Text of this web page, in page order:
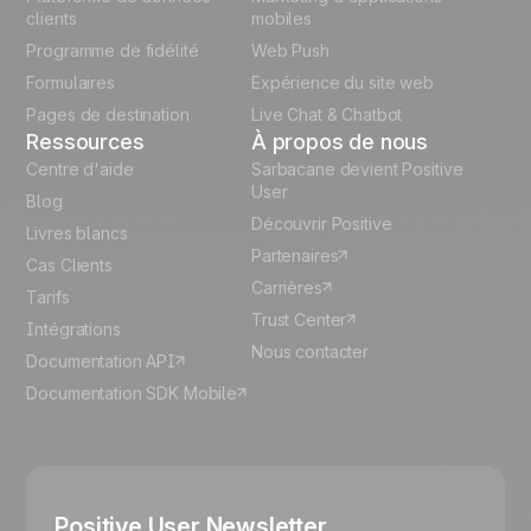
Italian
clients
Programme de fidélité
Formulaires
Pages de destination
mobiles
Web Push
Expérience du site web
Live Chat & Chatbot
Ressources
Centre d'aide
Blog
Livres blancs
Cas Clients
Tarifs
Intégrations
Documentation API
Documentation SDK Mobile
À propos de nous
Sarbacane devient Positive
User
Découvrir Positive
Partenaires
Carrières
Trust Center
Nous contacter